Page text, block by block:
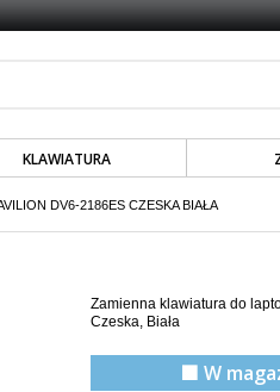
KLAWIATURA
DV6-2186ES CZESKA BIAŁA
Zamienna klawiatura do
Czeska, Biała
🟩 W